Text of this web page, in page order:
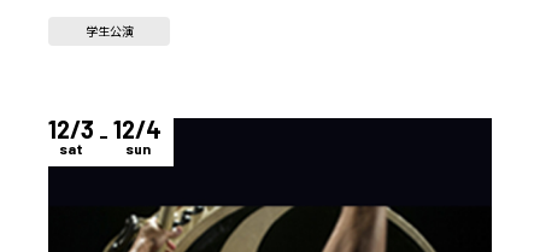
学生公演
12/3
sat
12/4
sun